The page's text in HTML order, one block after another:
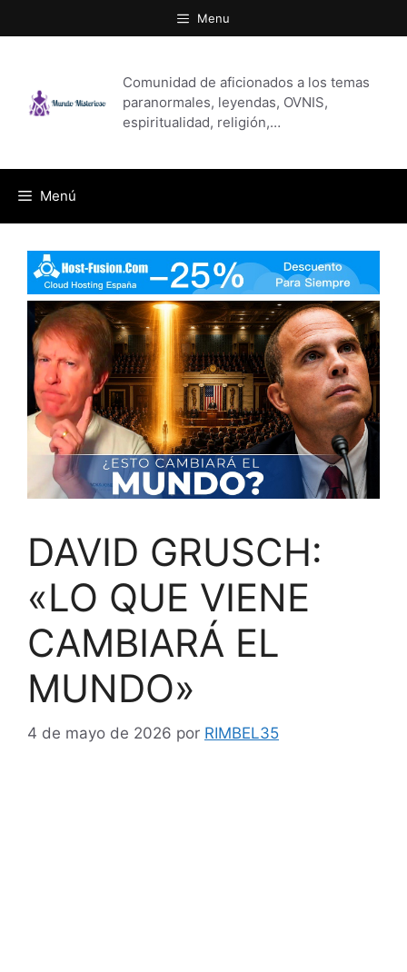
al
Menu
Comunidad de aficionados a los temas
paranormales, leyendas, OVNIS,
espiritualidad, religión,…
Menú
DAVID GRUSCH:
«LO QUE VIENE
CAMBIARÁ EL
MUNDO»
4 de mayo de 2026 por RIMBEL35